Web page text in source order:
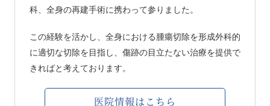
科、全身の再建手術に携わって参りました。
この経験を活かし、全身における腫瘍切除を形成外科的
に適切な切除を目指し、傷跡の目立たない治療を提供で
きればと考えております。
医院情報はこちら